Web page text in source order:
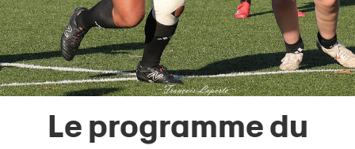
Le programme du